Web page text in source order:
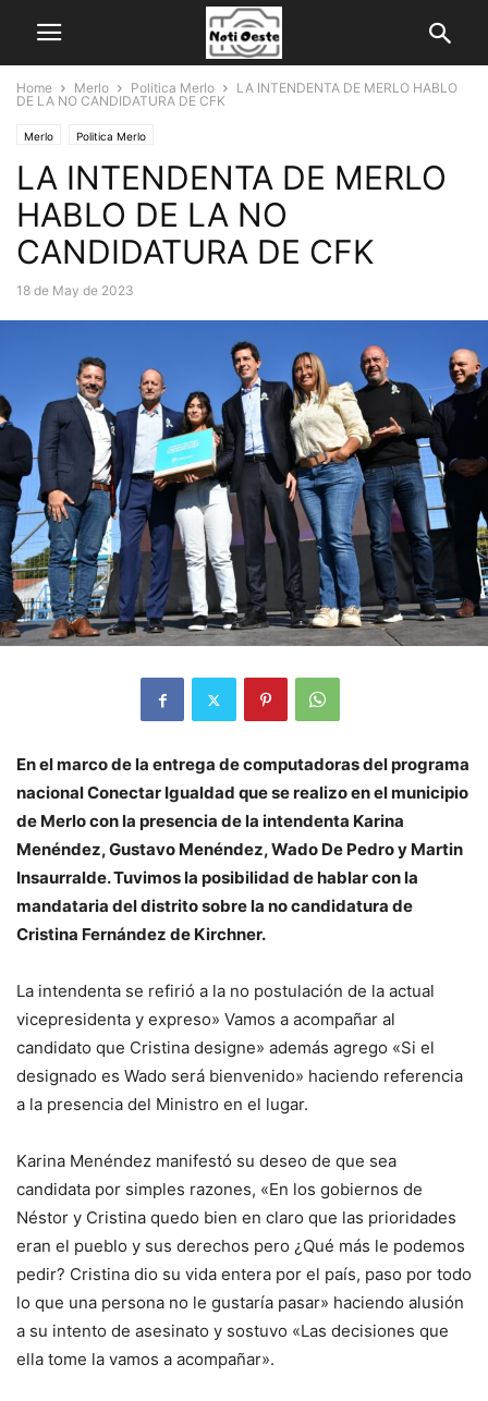
Home Merlo Politica Merlo
LA INTENDENTA DE MERLO HABLO
DE LA NO CANDIDATURA DE CFK
Merlo Politica Merlo
LA INTENDENTA DE MERLO
HABLO DE LA NO
CANDIDATURA DE CFK
18 de May de 2023
En el marco de la entrega de computadoras del programa
nacional Conectar Igualdad que se realizo en el municipio
de Merlo con la presencia de la intendenta Karina
Menéndez, Gustavo Menéndez, Wado De Pedro y Martin
Insaurralde. Tuvimos la posibilidad de hablar con la
mandataria del distrito sobre la no candidatura de
Cristina Fernández de Kirchner.
La intendenta se refirió a la no postulación de la actual
vicepresidenta y expreso» Vamos a acompañar al
candidato que Cristina designe» además agrego «Si el
designado es Wado será bienvenido» haciendo referencia
a la presencia del Ministro en el lugar.
Karina Menéndez manifestó su deseo de que sea
candidata por simples razones, «En los gobiernos de
Néstor y Cristina quedo bien en claro que las prioridades
eran el pueblo y sus derechos pero ¿Qué más le podemos
pedir? Cristina dio su vida entera por el país, paso por todo
lo que una persona no le gustaría pasar» haciendo alusión
a su intento de asesinato y sostuvo «Las decisiones que
ella tome la vamos a acompañar».